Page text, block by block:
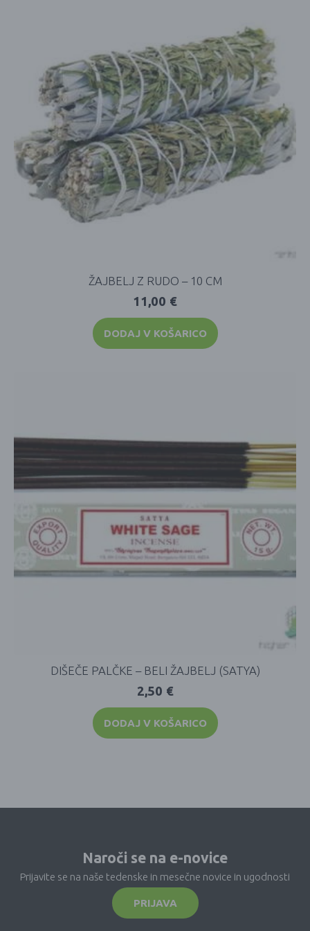
ŽAJBELJ Z RUDO – 10 CM
11,00 €
DODAJ V KOŠARICO
DIŠEČE PALČKE – BELI ŽAJBELJ (SATYA)
2,50 €
DODAJ V KOŠARICO
Naroči se na e-novice
Prijavite se na naše tedenske in mesečne novice in ugodnosti
PRIJAVA